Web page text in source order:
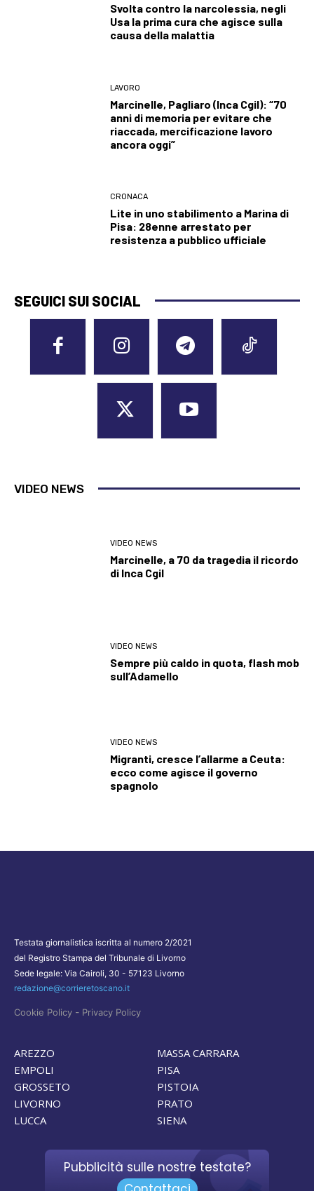
Svolta contro la narcolessia, negli
Usa la prima cura che agisce sulla
causa della malattia
LAVORO
Marcinelle, Pagliaro (Inca Cgil): “70
anni di memoria per evitare che
riaccada, mercificazione lavoro
ancora oggi”
CRONACA
Lite in uno stabilimento a Marina di
Pisa: 28enne arrestato per
resistenza a pubblico ufficiale
SEGUICI SUI SOCIAL
VIDEO NEWS
VIDEO NEWS
Marcinelle, a 70 da tragedia il ricordo
di Inca Cgil
VIDEO NEWS
Sempre più caldo in quota, flash mob
sull’Adamello
VIDEO NEWS
Migranti, cresce l’allarme a Ceuta:
ecco come agisce il governo
spagnolo
Testata giornalistica iscritta al numero 2/2021
del Registro Stampa del Tribunale di Livorno
Sede legale: Via Cairoli, 30 - 57123 Livorno
redazione@corrieretoscano.it
Cookie Policy - Privacy Policy
AREZZO
EMPOLI
GROSSETO
LIVORNO
LUCCA
MASSA CARRARA
PISA
PISTOIA
PRATO
SIENA
Pubblicità sulle nostre testate?